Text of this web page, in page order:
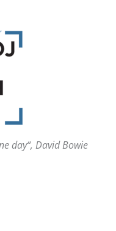
day“, David Bowie